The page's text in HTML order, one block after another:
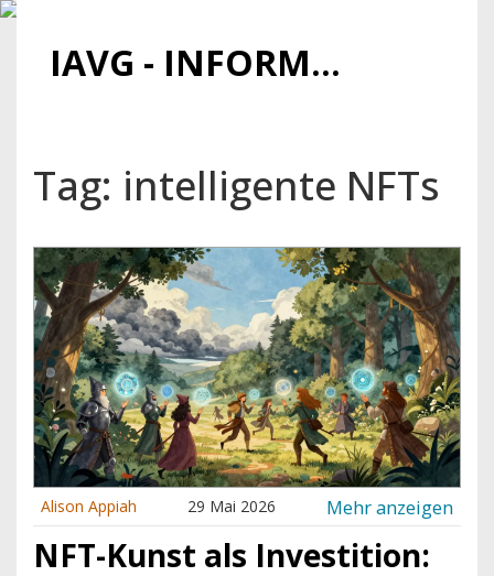
IAVG - INFORMATIONSARCHIV FÜR VIRTUELLE GELDER
Tag: intelligente NFTs
Alison Appiah 29 Mai 2026 Mehr anzeigen
NFT-Kunst als Investition: